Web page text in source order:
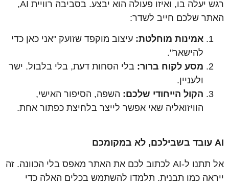
רגש יעלה בו, ואיזו פעולה הוא יבצע. בסביבה רוויית AI,
האתר שלכם חייב לשדר:
אמינות מוחלטת: עיצוב מוקפד שזועק "אני כאן כדי
להישאר".
מסע לקוח ברור: בלי הסחות דעת, בלי בלבול. ישר
ולעניין.
הקול הייחודי שלכם: השפה, הסיפור האישי,
הוויזואליה שאי אפשר לייצר בלחיצת כפתור אחת.
AI עובד בשבילכם, לא במקומכם
אל תתנו ל-AI לכתוב לכם את האתר מאפס בלי הכוונה. זה
ייראה כמו תבנית. תלמדו להשתמש בכלים האלה כדי